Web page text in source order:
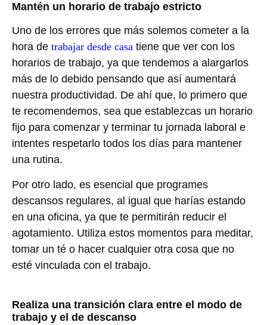
Mantén un horario de trabajo estricto
Uno de los errores que más solemos cometer a la
hora de trabajar desde casa tiene que ver con los
horarios de trabajo, ya que tendemos a alargarlos
más de lo debido pensando que así aumentará
nuestra productividad. De ahí que, lo primero que
te recomendemos, sea que establezcas un horario
fijo para comenzar y terminar tu jornada laboral e
intentes respetarlo todos los días para mantener
una rutina.
Por otro lado, es esencial que programes
descansos regulares, al igual que harías estando
en una oficina, ya que te permitirán reducir el
agotamiento. Utiliza estos momentos para meditar,
tomar un té o hacer cualquier otra cosa que no
esté vinculada con el trabajo.
Realiza una transición clara entre el modo de
trabajo y el de descanso